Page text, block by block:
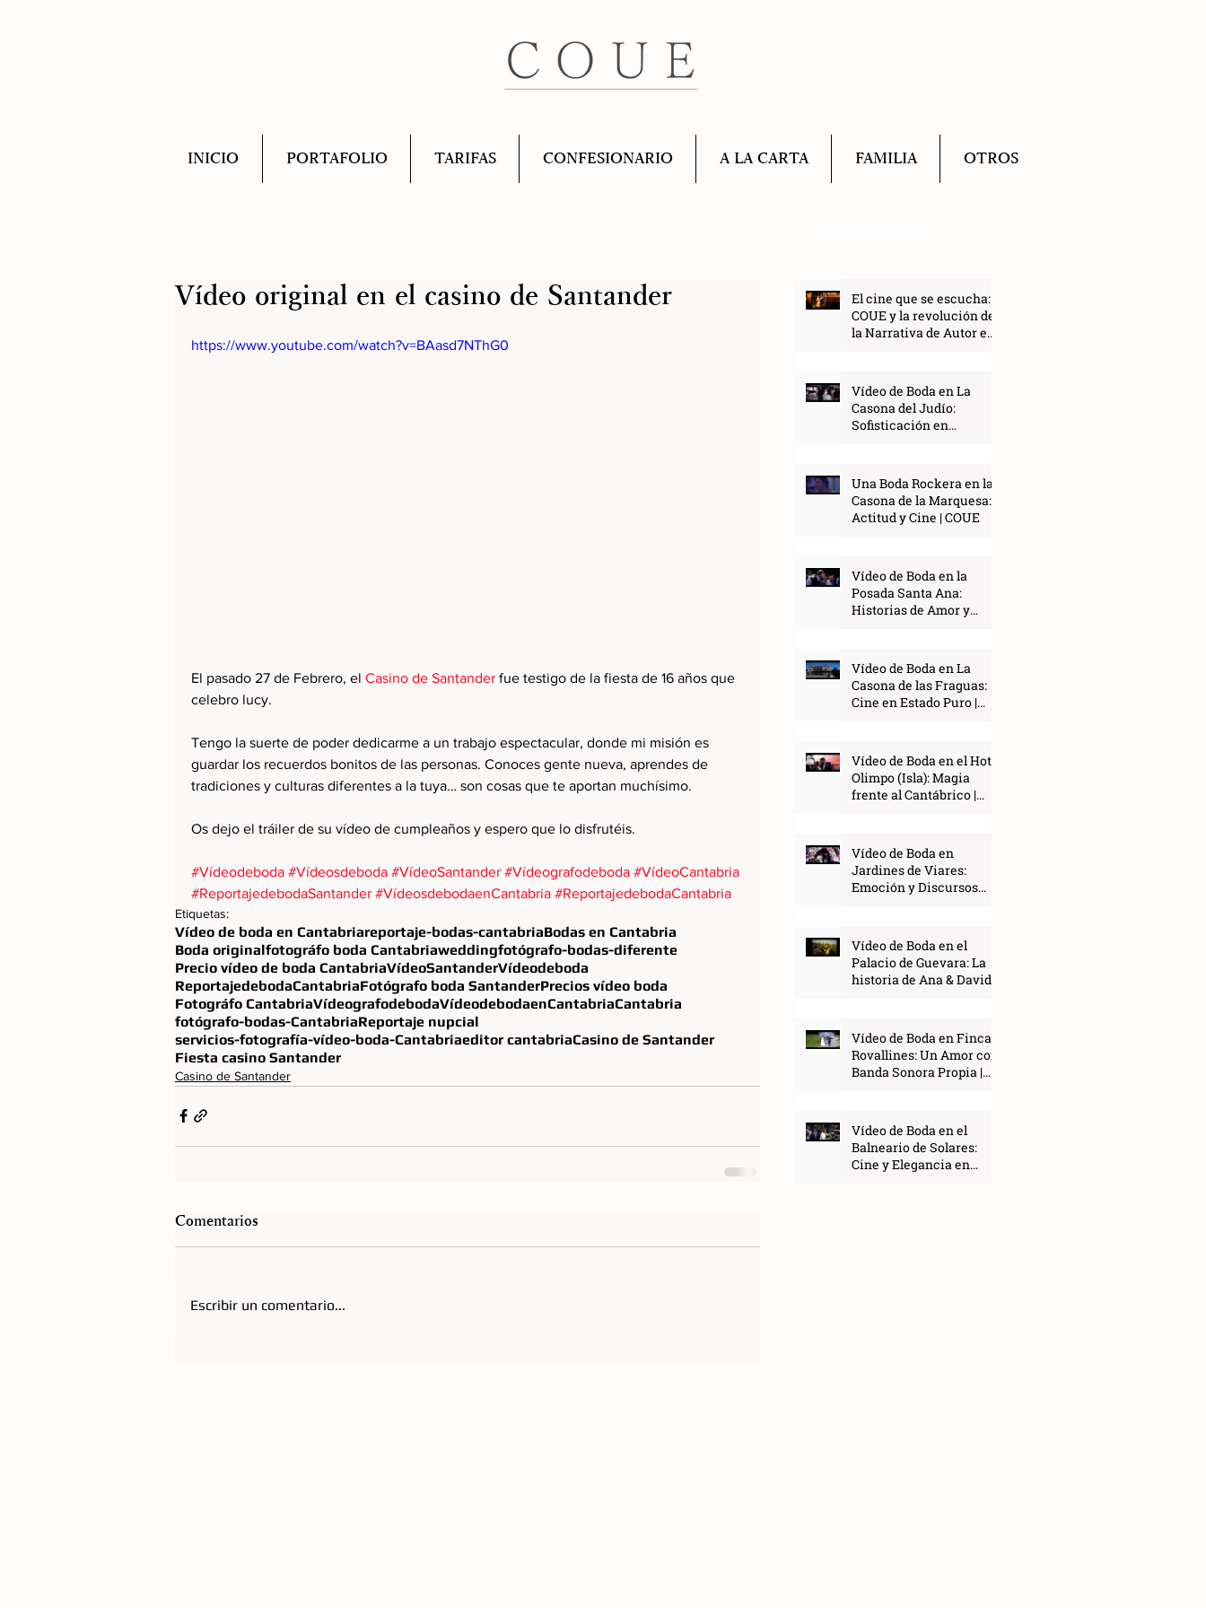
INICIO PORTAFOLIO TARIFAS CONFESIONARIO A LA CARTA FAMILIA OTROS
Vídeo original en el casino de Santander
https://www.youtube.com/watch?v=BAasd7NThG0
El pasado 27 de Febrero, el Casino de Santander fue testigo de la fiesta de 16 años que
celebro lucy.
Tengo la suerte de poder dedicarme a un trabajo espectacular, donde mi misión es
guardar los recuerdos bonitos de las personas. Conoces gente nueva, aprendes de
tradiciones y culturas diferentes a la tuya… son cosas que te aportan muchísimo.
Os dejo el tráiler de su vídeo de cumpleaños y espero que lo disfrutéis.
#Vídeodeboda #Vídeosdeboda #VídeoSantander #Vídeografodeboda #VídeoCantabria
#ReportajedebodaSantander #VídeosdebodaenCantabria #ReportajedebodaCantabria
Etiquetas:
Vídeo de boda en Cantabriareportaje-bodas-cantabriaBodas en Cantabria
Boda originalfotográfo boda Cantabriaweddingfotógrafo-bodas-diferente
Precio vídeo de boda CantabriaVídeoSantanderVídeodeboda
ReportajedebodaCantabriaFotógrafo boda SantanderPrecios vídeo boda
Fotográfo CantabriaVídeografodebodaVídeodebodaenCantabriaCantabria
fotógrafo-bodas-CantabriaReportaje nupcial
servicios-fotografía-vídeo-boda-Cantabriaeditor cantabriaCasino de Santander
Fiesta casino Santander
Casino de Santander
Comentarios
Escribir un comentario...
El cine que se escucha:
COUE y la revolución de
la Narrativa de Autor en
Vídeo de Boda en La
Casona del Judío:
Sofisticación en
Una Boda Rockera en la
Casona de la Marquesa:
Actitud y Cine | COUE
Vídeo de Boda en la
Posada Santa Ana:
Historias de Amor y
Vídeo de Boda en La
Casona de las Fraguas:
Cine en Estado Puro |
Vídeo de Boda en el Hotel
Olimpo (Isla): Magia
frente al Cantábrico |
Vídeo de Boda en
Jardines de Viares:
Emoción y Discursos
Vídeo de Boda en el
Palacio de Guevara: La
historia de Ana & David |
Vídeo de Boda en Finca
Rovallines: Un Amor con
Banda Sonora Propia |
Vídeo de Boda en el
Balneario de Solares:
Cine y Elegancia en